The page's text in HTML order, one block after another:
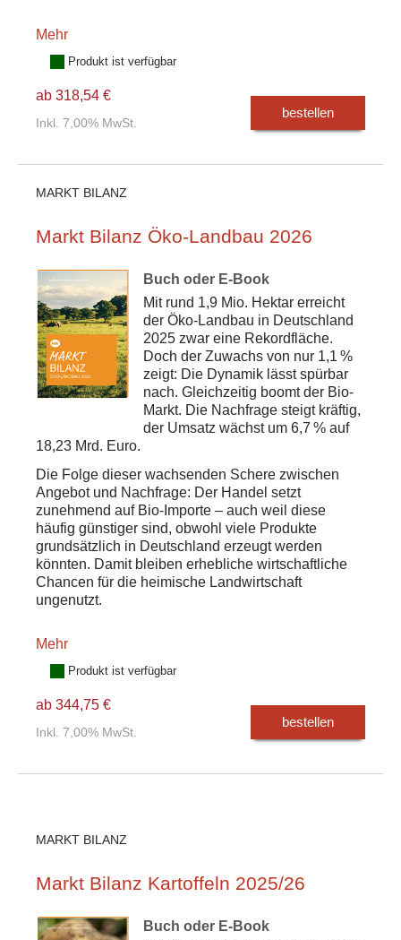
Mehr
Produkt ist verfügbar
ab 318,54 €
Inkl. 7,00% MwSt.
bestellen
MARKT BILANZ
Markt Bilanz Öko-Landbau 2026
Buch oder E-Book
Mit rund 1,9 Mio. Hektar erreicht
der Öko-Landbau in Deutschland
2025 zwar eine Rekordfläche.
Doch der Zuwachs von nur 1,1 %
zeigt: Die Dynamik lässt spürbar
nach. Gleichzeitig boomt der Bio-
Markt. Die Nachfrage steigt kräftig,
der Umsatz wächst um 6,7 % auf
18,23 Mrd. Euro.
Die Folge dieser wachsenden Schere zwischen
Angebot und Nachfrage: Der Handel setzt
zunehmend auf Bio-Importe – auch weil diese
häufig günstiger sind, obwohl viele Produkte
grundsätzlich in Deutschland erzeugt werden
könnten. Damit bleiben erhebliche wirtschaftliche
Chancen für die heimische Landwirtschaft
ungenutzt.
Mehr
Produkt ist verfügbar
ab 344,75 €
Inkl. 7,00% MwSt.
bestellen
MARKT BILANZ
Markt Bilanz Kartoffeln 2025/26
Buch oder E-Book